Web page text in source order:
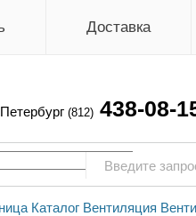
Доставка
(812) 438-08-
Каталог Вентиляция